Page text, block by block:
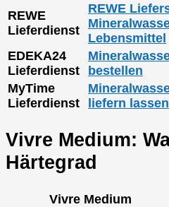
REWE
Lieferdienst
REWE
Lebensmittel
EDEKA24
Lieferdienst
bestellen
MyTime
Lieferdienst
liefern lassen
Vivre Medium:
Härtegrad
Vivre Medium